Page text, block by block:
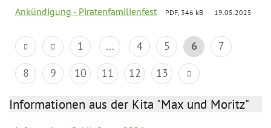
Ankündigung - Piratenfamilienfest PDF, 346 kB 19.05.2025
1 ... 4 5 6
7
8
9 10 11 12 13
Informationen aus der Kita "Max und Moritz"